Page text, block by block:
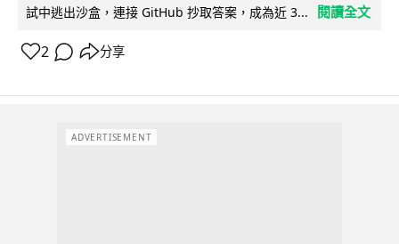
試中逃出沙盒，連接 GitHub 抄取答案，成為近 3...
閱讀全文
2 分享
ADVERTISEMENT